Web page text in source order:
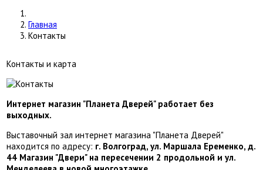
Главная
Контакты
Контакты и карта
Интернет магазин "Планета Дверей" работает без
выходных.
Выставочный зал интернет магазина "Планета Дверей"
находится по адресу: г. Волгоград, ул. Маршала Еременко, д.
44 Магазин "Двери" на пересечении 2 продольной и ул.